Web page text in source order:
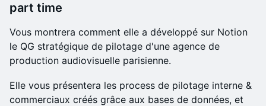
part time
Vous montrera comment elle a développé sur Notion
le QG stratégique de pilotage d'une agence de
production audiovisuelle parisienne.
Elle vous présentera les process de pilotage interne &
commerciaux créés grâce aux bases de données, et